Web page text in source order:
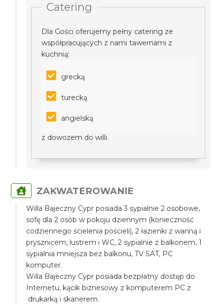
Catering
Dla Gości oferujemy pełny catering ze
współpracujących z nami tawernami z
kuchnią:
grecką
turecką
angielską
z dowozem do willi.
ZAKWATEROWANIE
Willa Bajeczny Cypr posiada 3 sypialnie 2 osobowe,
sofę dla 2 osób w pokoju dziennym (konieczność
codziennego ścielenia pościeli), 2 łazienki z wanną i
prysznicem, lustrem i WC, 2 sypialnie z balkonem, 1
sypialnia mniejsza bez balkonu, TV SAT, PC
komputer.
Willa Bajeczny Cypr posiada bezpłatny dostęp do
Internetu, kącik biznesowy z komputerem PC z
drukarką i skanerem.